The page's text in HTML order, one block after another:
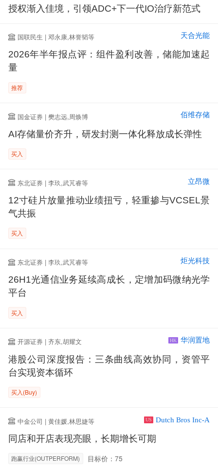
授权渐入佳境，引领ADC+下一代IO治疗新范式
国联民生 | 邓永康,林誉韬等 天合光能
2026年半年报点评：组件盈利改善，储能加速起
量
推荐
国金证券 | 樊志远,周焕博 佰维存储
AI存储量价齐升，研发封测一体化释放成长弹性
买入
东北证券 | 李玖,武芃睿等 立昂微
12寸硅片放量推动业绩扭亏，轻重掺与VCSEL景
气共振
买入
东北证券 | 李玖,武芃睿等 炬光科技
26H1光通信业务延续高成长，定增加码微纳光学
平台
买入
开源证券 | 齐东,胡耀文 HK 华润置地
港股公司深度报告：三条曲线高效协同，资管平
台实现资本循环
买入(Buy)
中金公司 | 黄佳媛,林思婕等 US Dutch Bros Inc-A
同店和开店表现亮眼，长期增长可期
跑赢行业(OUTPERFORM) 目标价：75